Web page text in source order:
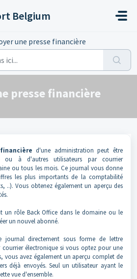
Belgium
une presse financière
presse financière
financièred'une administration peut être
ou à d'autres utilisateurs par courrier
ou tous les mois. Ce journal vous donne
les plus importants de la comptabilité
..). Vous obtenez également un aperçu des
un rôle Back Office dans le domaine ou le
un nouvel abonné.
journal directement sous forme de lettre
courrier électronique si vous optez pour une
vous avez également un aperçu complet de
déjà envoyés. Seul un utilisateur ayant le
vue d'ensemble.